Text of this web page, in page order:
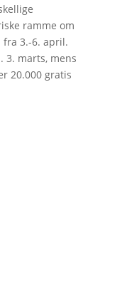
ramme om
fra 3.-6. april.
3. marts, mens
20.000 gratis